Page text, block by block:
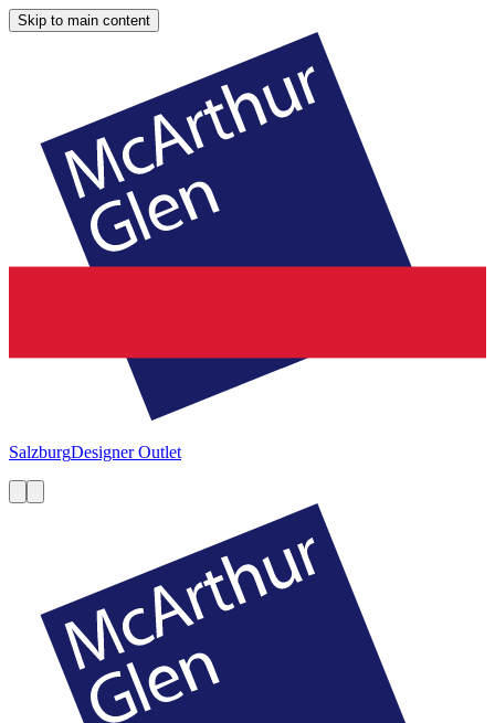
Skip to main content
SalzburgDesigner Outlet